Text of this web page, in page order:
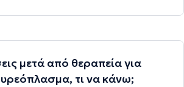
μετά από θεραπεία για
τι να κάνω;